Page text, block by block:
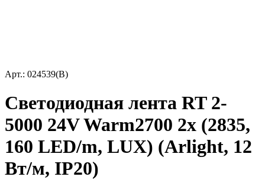
Арт.: 024539(B)
Светодиодная лента RT 2-
5000 24V Warm2700 2x (2835,
160 LED/m, LUX) (Arlight, 12
Вт/м, IP20)